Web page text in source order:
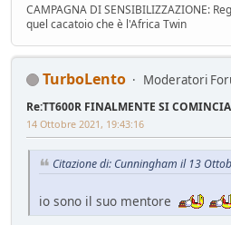
CAMPAGNA DI SENSIBILIZZAZIONE:
quel cacatoio che è l'Africa Twin
TurboLento Moderatori
Re:TT600R FINALMENTE SI
14 Ottobre 2021, 19:43:16
Citazione di: Cunningham il 13
io sono il suo mentore